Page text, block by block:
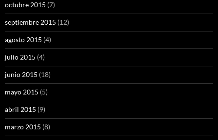
octubre 2015 (7)
septiembre 2015 (12)
agosto 2015 (4)
julio 2015 (4)
junio 2015 (18)
mayo 2015 (5)
abril 2015 (9)
marzo 2015 (8)